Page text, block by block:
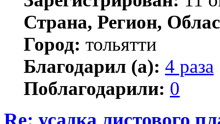
Страна, Регион,
Город: тольятти
Благодарил (а): 4 раза
Поблагодарили: 0